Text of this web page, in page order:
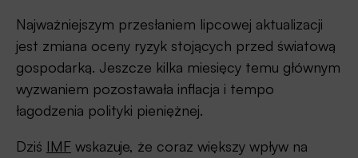
Najważniejszym przesłaniem lipcowej aktualizacji
jest zmiana oceny ryzyk stojących przed światową
gospodarką. Jeszcze kilka miesięcy temu głównym
wyzwaniem pozostawała inflacja i tempo
łagodzenia polityki pieniężnej.
Dziś IMF wskazuje, że coraz większy wpływ na